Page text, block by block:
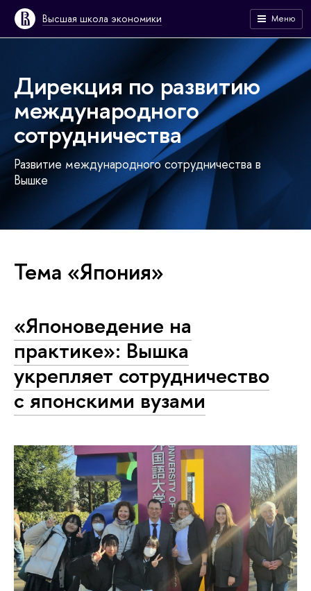
Высшая школа экономики Меню
Дирекция по развитию
международного
сотрудничества
Развитие международного сотрудничества в
Вышке
Тема «Япония»
«Японоведение на
практике»: Вышка
укрепляет сотрудничество
с японскими вузами